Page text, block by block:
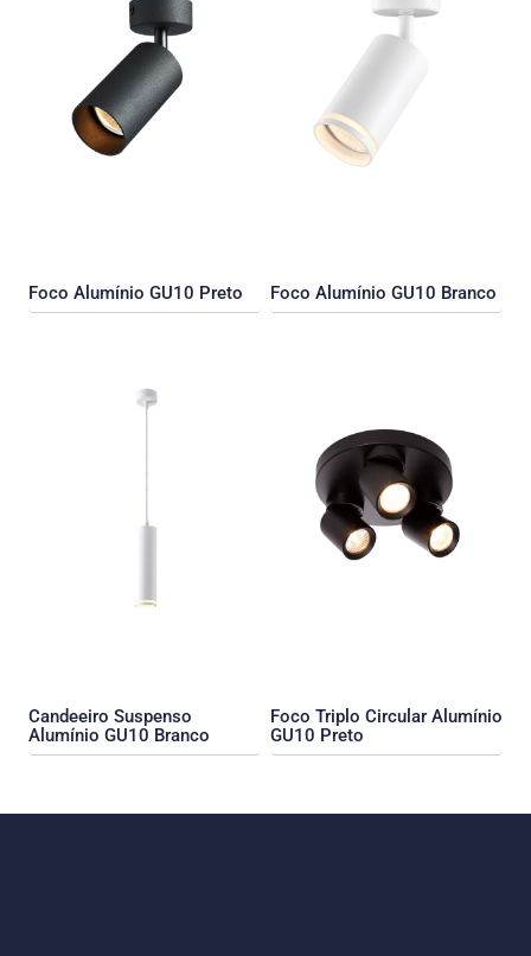
Foco Alumínio GU10 Preto Foco Alumínio GU10 Branco
Candeeiro Suspenso
Alumínio GU10 Branco
Foco Triplo Circular Alumínio
GU10 Preto